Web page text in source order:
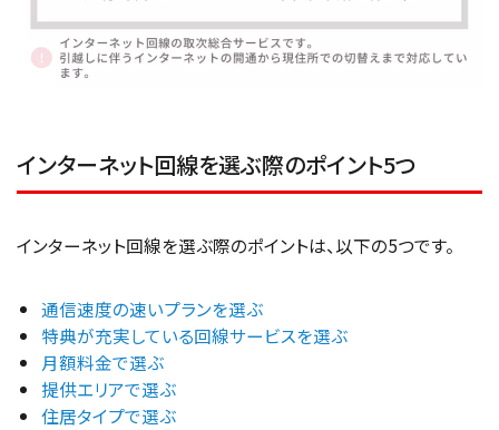
インターネット回線を選ぶ際のポイント5つ
インターネット回線を選ぶ際のポイントは、以下の5つです。
通信速度の速いプランを選ぶ
特典が充実している回線サービスを選ぶ
月額料金で選ぶ
提供エリアで選ぶ
住居タイプで選ぶ